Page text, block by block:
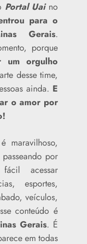
Portal Uaino
para o
Gerais.
porque
um orgulho
desse time,
ainda. E
o amor por
por
acessar
esportes,
veículos,
conteúdo é
Gerais. É
em todas